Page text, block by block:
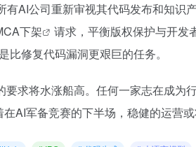
AI公司重新审视其代码发布和知
下架 请求，平衡版权保护与开发
修复代码漏洞更艰巨的任务。
要求将水涨船高。任何一家志在成为
AI军备竞赛的下半场，稳健的运营